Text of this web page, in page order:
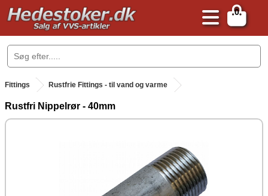
0
.
Fittings Rustfrie Fittings - til vand og varme
Rustfri Nippelrør - 40mm